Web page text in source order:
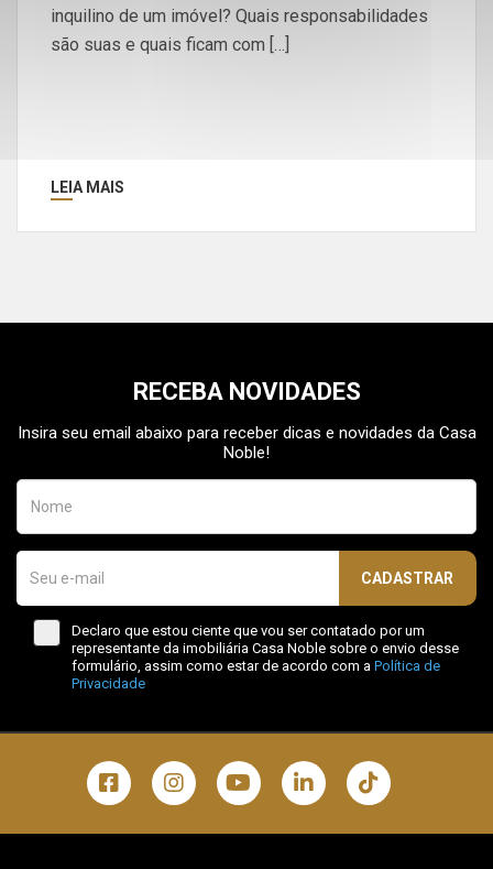
inquilino de um imóvel? Quais responsabilidades
são suas e quais ficam com […]
LEIA MAIS
RECEBA NOVIDADES
Insira seu email abaixo para receber dicas e novidades da Casa
Noble!
CADASTRAR
Declaro que estou ciente que vou ser contatado por um
representante da imobiliária Casa Noble sobre o envio desse
formulário, assim como estar de acordo com a Política de
Privacidade